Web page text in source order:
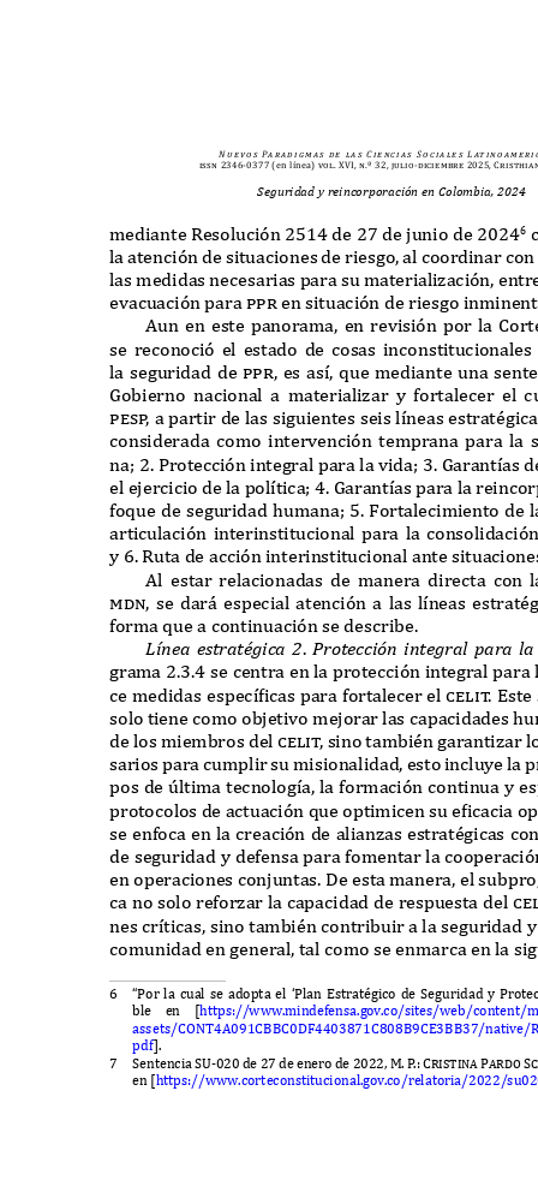
N u e v o s Pa r a d i g m a s d e l a s C i e n c i a s S o c i a l e s L at i n o a m e r i
issn 2346-0377(en línea) vol. XVI, n.º 32, julio-diciembre 2025,
Seguridad y reincorporación en Colombia, 2024
mediante Resolución 2514de 27de junio de 20246
la atención de situaciones de riesgo,al coordinar con
las medidas necesarias para su materialización,
evacuación para ppr en situación de riesgo
Aun en este panorama, en revisión por la C
se reconoció el estado de cosas
la seguridad deppr, es así, que mediante una
Gobierno nacional a materializar y fortalecer el
pesp, a partir de las siguientes seis líneas estraté
considerada como intervención temprana para la
na; 2. Protección integral para la vida; 3. Garantías
el ejercicio de la política; 4. Garantías para la
foque de seguridad humana; 5. Fortalecimiento de
articulación interinstitucional para la
y 6. Ruta de acción interinstitucional ante
Al estar relacionadas de manera directa
mdn, se daráespecial atención a las líneas estraté
formaque a continuación se describe.
Línea estratégica2. Protección integral para l
grama 2.3.4se centra en la protección integral para
ce medidas específicas para fortalecer elcelit. Este
solo tiene como objetivo mejorar las capacidades
de los miembros del celit, sino también garantizar
sarios para cumplir su misionalidad, esto incluye la
pos deúltima tecnología,la formación continua y
protocolos de actuación que optimicen su eficacia
se enfoca en la creación de alianzas estratégicas
de seguridad y defensa para fomentar la
en operaciones conjuntas. De esta manera, el
ca no solo reforzar la capacidad de respuesta del
nes críticas, sino también contribuir a la seguridad
comunidad en general,tal como se enmarca en la
6 “Por la cual se adopta el ‘Plan Estratégico deSeguridad yP
ble en [https://www.mindefensa.gov.co/sites/web/content/
assets/CONT4A091CBBC0DF4403871C808B9CE3BB37/native/
pdf].
7
Sentencia SU-020 de 27 de enero de 2022, M.P.: Cristina Pardo
en [https://www.corteconstitucional.gov.co /relatoria /2022/su